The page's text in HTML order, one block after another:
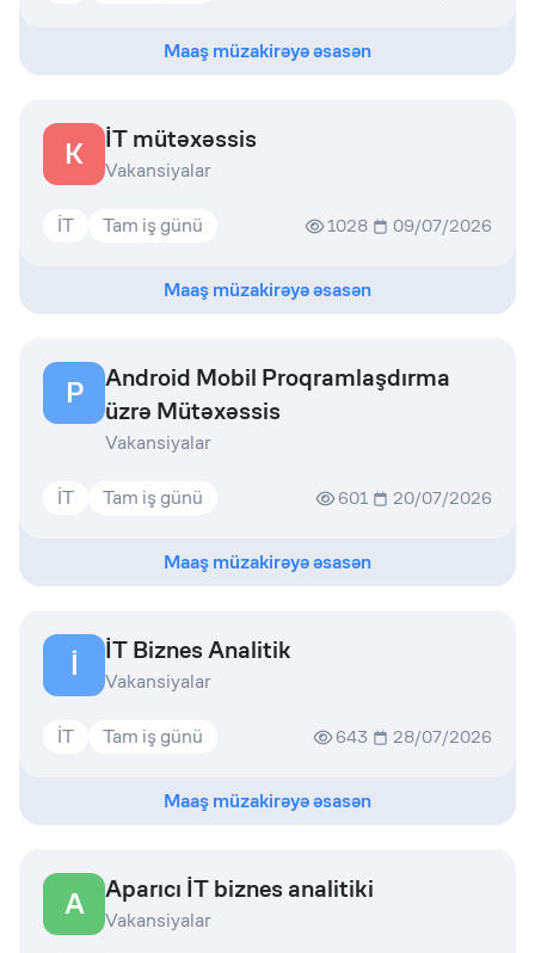
Maaş müzakirəyə əsasən
K İT mütəxəssis
Vakansiyalar
İT Tam iş günü 1028 09/07/2026
Maaş müzakirəyə əsasən
P
Android Mobil Proqramlaşdırma
üzrə Mütəxəssis
Vakansiyalar
İT Tam iş günü 601 20/07/2026
Maaş müzakirəyə əsasən
İ İT Biznes Analitik
Vakansiyalar
İT Tam iş günü 643 28/07/2026
Maaş müzakirəyə əsasən
A Aparıcı İT biznes analitiki
Vakansiyalar